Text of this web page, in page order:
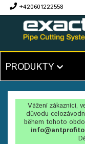
+420601222558
PRODUKTY
Vážení zákazníci,
důvodu
během tohoto